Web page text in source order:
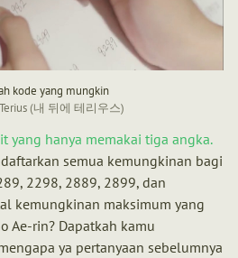
kode yang mungkin
(내 뒤에 테리우스)
yang hanya memakai tiga angka.
semua kemungkinan bagi
2298, 2889, 2899, dan
kemungkinan maksimum yang
Ae-rin? Dapatkah kamu
ya pertanyaan sebelumnya